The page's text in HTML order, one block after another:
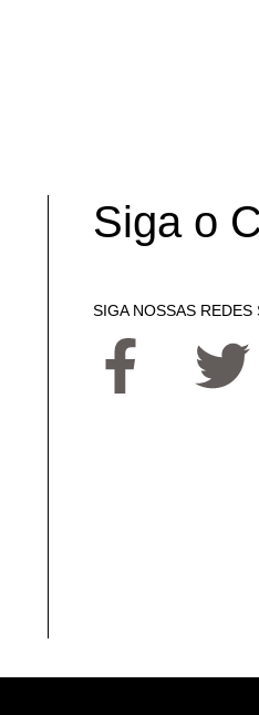
Siga o
SIGA NOSSAS